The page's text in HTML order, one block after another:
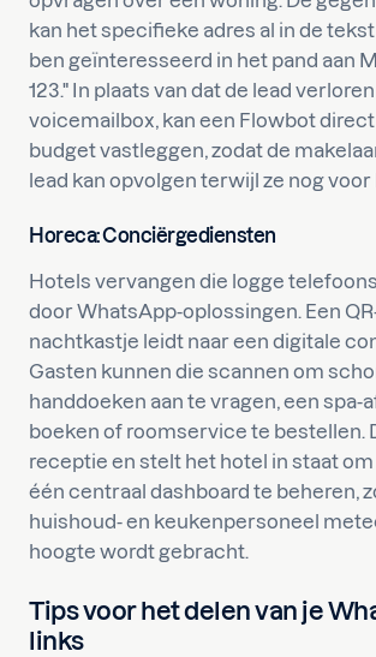
kan het specifieke adres al in de
ben geïnteresseerd in het pand aan
123." In plaats van dat de lead
voicemailbox, kan een Flowbot
budget vastleggen, zodat de
lead kan opvolgen terwijl ze nog voor
Horeca: Conciërgediensten
Hotels vervangen die logge
door WhatsApp-oplossingen. Een
nachtkastje leidt naar een digitale
Gasten kunnen die scannen om
handdoeken aan te vragen, een spa-
boeken of roomservice te bestellen.
receptie en stelt het hotel in staat
één centraal dashboard te beheren,
huishoud- en keukenpersoneel
hoogte wordt gebracht.
Tips voor het delen van je
links